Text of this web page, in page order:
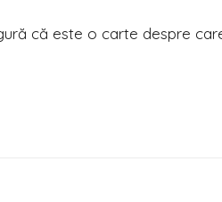
că este o carte despre